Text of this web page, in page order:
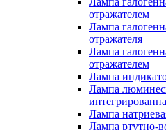
отражателем
Лампа
отражателя
Лампа
отражателем
Лампа
Лампа
Лампа
Лампа ртутно-